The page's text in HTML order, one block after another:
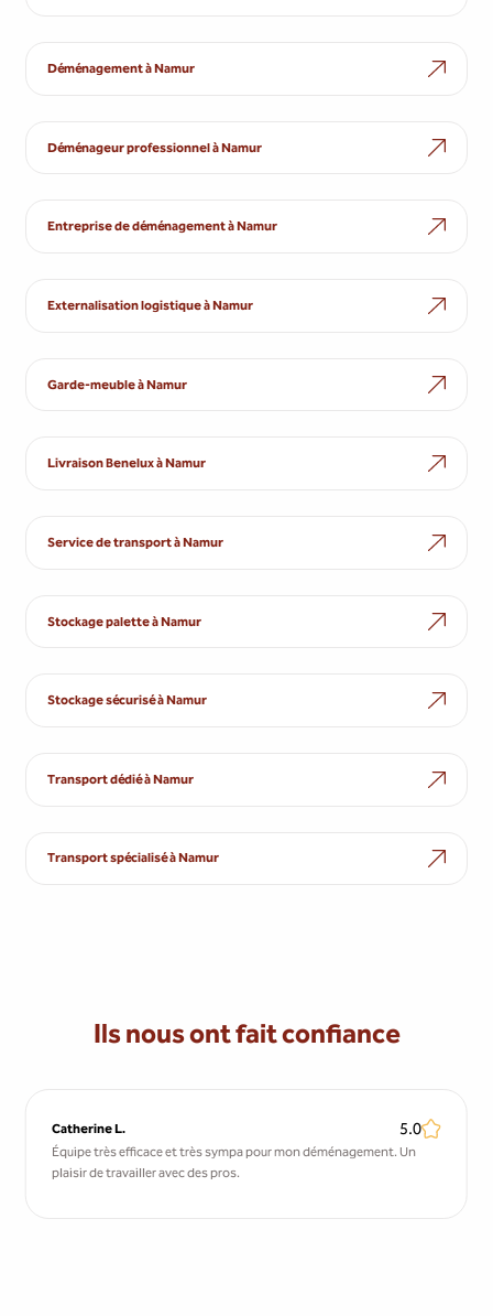
Déménagement à Namur
Déménageur professionnel à Namur
Entreprise de déménagement à Namur
Externalisation logistique à Namur
Garde-meuble à Namur
Livraison Benelux à Namur
Service de transport à Namur
Stockage palette à Namur
Stockage sécurisé à Namur
Transport dédié à Namur
Transport spécialisé à Namur
Ils nous ont fait confiance
Catherine L.
Équipe très efficace et très sympa pour mon déménagement. Un
plaisir de travailler avec des pros.